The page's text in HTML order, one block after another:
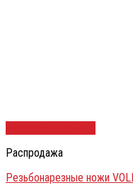
Распродажа
Резьбонарезные ножи